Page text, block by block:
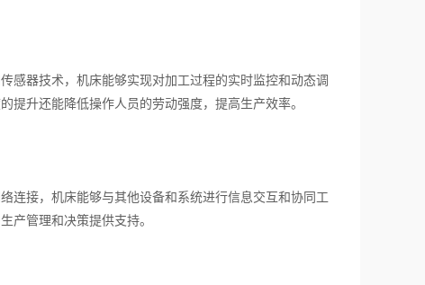
器技术，机床能够实现对加工过程的实时监控和动态调
提升还能降低操作人员的劳动强度，提高生产效率。
接，机床能够与其他设备和系统进行信息交互和协同工
产管理和决策提供支持。